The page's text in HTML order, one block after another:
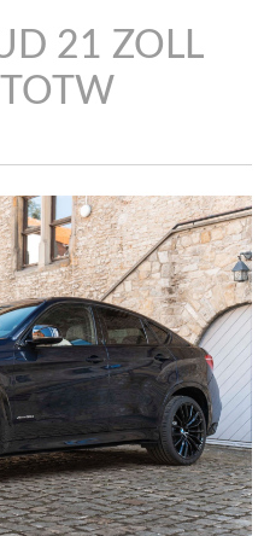
21 ZOLL